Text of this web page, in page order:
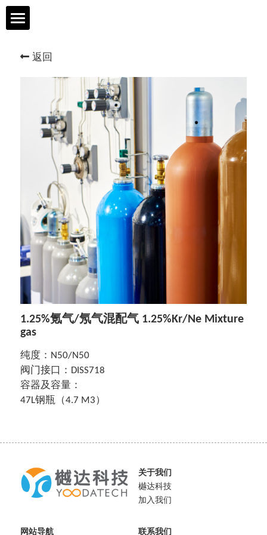
产品与服务
研发与技术
安全与品质
人才与发展
联系我们
返回
1.25%氪气/氖气混配气 1.25%Kr/Ne Mixture
gas
纯度：N50/N50
阀门接口：DISS718
容器及容量：
47L钢瓶（4.7 M3）
关于我们
樾达科技
加入我们
网站导航 联系我们